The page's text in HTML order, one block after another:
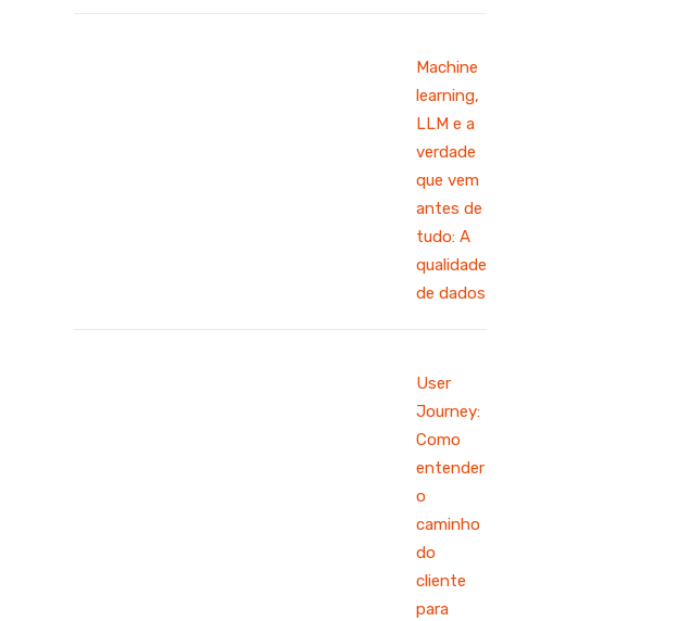
Machine
learning,
LLM e a
verdade
que vem
antes de
tudo: A
qualidade
de dados
User
Journey:
Como
entender
o
caminho
do
cliente
para